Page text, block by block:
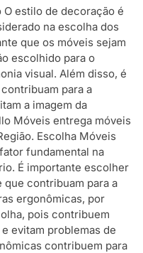
estilo de decoração é
na escolha dos
que os móveis sejam
escolhido para o
visual. Além disso, é
para a
a imagem da
Móveis entrega móveis
Escolha Móveis
fundamental na
É importante escolher
contribuam para a
ergonômicas, por
pois contribuem
evitam problemas de
contribuem para